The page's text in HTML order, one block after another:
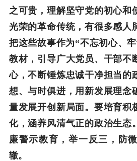
之可贵，理解坚守党的初心和
光荣的革命传统，有很多感人
把这些故事作为“不忘初心、
教材，引导广大党员、干部不
心，不断锤炼忠诚干净担当的
想、与时俱进，用新发展理念
量发展开创新局面。要培育积
化，涵养风清气正的政治生态
廉警示教育，举一反三，防
辙。